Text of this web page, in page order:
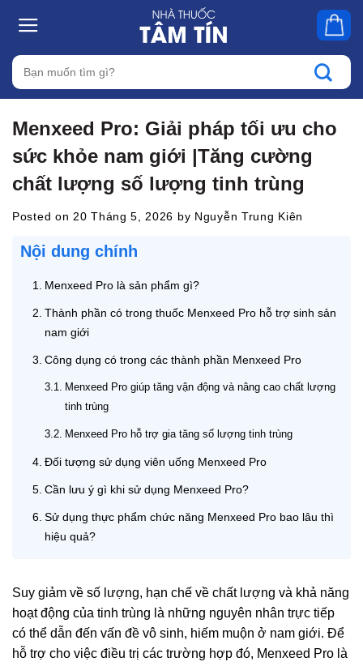
Tìm
kiếm:
Menxeed Pro: Giải pháp tối ưu cho
sức khỏe nam giới |Tăng cường
chất lượng số lượng tinh trùng
Posted on 20 Tháng 5, 2026 by Nguyễn Trung Kiên
Nội dung chính
Menxeed Pro là sản phẩm gì?
Thành phần có trong thuốc Menxeed Pro hỗ trợ sinh sản
nam giới
Công dụng có trong các thành phần Menxeed Pro
Menxeed Pro giúp tăng vận động và nâng cao chất lượng
tinh trùng
Menxeed Pro hỗ trợ gia tăng số lượng tinh trùng
Đối tượng sử dụng viên uống Menxeed Pro
Cần lưu ý gì khi sử dụng Menxeed Pro?
Sử dụng thực phẩm chức năng Menxeed Pro bao lâu thì
hiệu quả?
Suy giảm về số lượng, hạn chế về chất lượng và khả năng
hoạt động của tinh trùng là những nguyên nhân trực tiếp
có thể dẫn đến vấn đề vô sinh, hiếm muộn ở nam giới. Để
hỗ trợ cho việc điều trị các trường hợp đó, Menxeed Pro là